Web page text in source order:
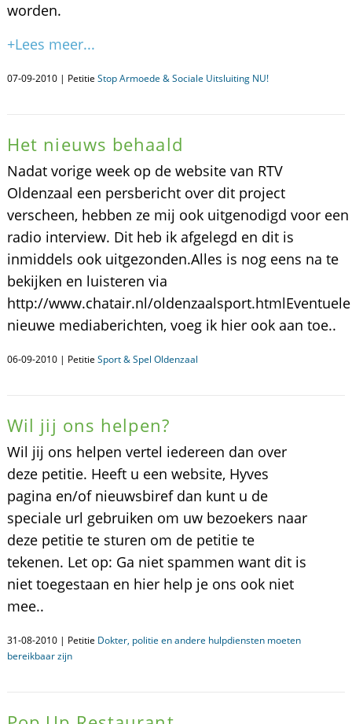
worden.
+Lees meer...
07-09-2010 | Petitie Stop Armoede & Sociale Uitsluiting NU!
Het nieuws behaald
Nadat vorige week op de website van RTV
Oldenzaal een persbericht over dit project
verscheen, hebben ze mij ook uitgenodigd voor een
radio interview. Dit heb ik afgelegd en dit is
inmiddels ook uitgezonden.Alles is nog eens na te
bekijken en luisteren via
http://www.chatair.nl/oldenzaalsport.htmlEventuele
nieuwe mediaberichten, voeg ik hier ook aan toe..
06-09-2010 | Petitie Sport & Spel Oldenzaal
Wil jij ons helpen?
Wil jij ons helpen vertel iedereen dan over
deze petitie. Heeft u een website, Hyves
pagina en/of nieuwsbiref dan kunt u de
speciale url gebruiken om uw bezoekers naar
deze petitie te sturen om de petitie te
tekenen. Let op: Ga niet spammen want dit is
niet toegestaan en hier help je ons ook niet
mee..
31-08-2010 | Petitie Dokter, politie en andere hulpdiensten moeten
bereikbaar zijn